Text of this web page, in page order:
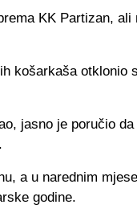
KK Partizan, ali
košarkaša otklonio
jasno je poručio
a u narednim
godine.